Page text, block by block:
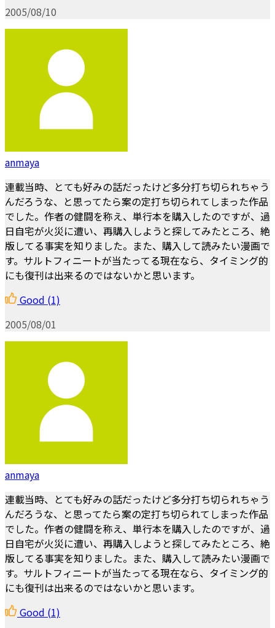
2005/08/10
anmaya
連載当時、とても好みの話だったけど多分打ち切られちゃう
んだろうな、と思ってたら案の定打ち切られてしまった作品
でした。作者の健闘を称え、単行本を購入したのですが、過
日自宅が火災に遭い、再購入しようと探してみたところ、絶
版してる事実を知りました。また、購入して読みたい漫画で
す。サルトフィニートが当たってる現在なら、タイミング的
にも復刊は出来るのではないかと思います。
Good (1)
2005/08/01
anmaya
連載当時、とても好みの話だったけど多分打ち切られちゃう
んだろうな、と思ってたら案の定打ち切られてしまった作品
でした。作者の健闘を称え、単行本を購入したのですが、過
日自宅が火災に遭い、再購入しようと探してみたところ、絶
版してる事実を知りました。また、購入して読みたい漫画で
す。サルトフィニートが当たってる現在なら、タイミング的
にも復刊は出来るのではないかと思います。
Good (1)